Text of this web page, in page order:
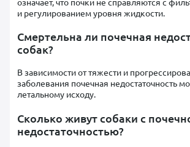
и регулированием уровня жидкости.
Смертельна ли почечная
собак?
В зависимости от тяжести и
заболевания почечная недостаточность
летальному исходу.
Сколько живут собаки с
недостаточностью?